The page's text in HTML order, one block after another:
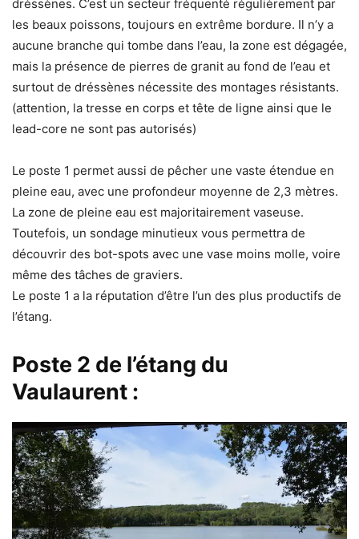
dréssènes. C’est un secteur fréquenté régulièrement par
les beaux poissons, toujours en extrême bordure. Il n’y a
aucune branche qui tombe dans l’eau, la zone est dégagée,
mais la présence de pierres de granit au fond de l’eau et
surtout de dréssènes nécessite des montages résistants.
(attention, la tresse en corps et tête de ligne ainsi que le
lead-core ne sont pas autorisés)
Le poste 1 permet aussi de pêcher une vaste étendue en
pleine eau, avec une profondeur moyenne de 2,3 mètres.
La zone de pleine eau est majoritairement vaseuse.
Toutefois, un sondage minutieux vous permettra de
découvrir des bot-spots avec une vase moins molle, voire
même des tâches de graviers.
Le poste 1 a la réputation d’être l’un des plus productifs de
l’étang.
Poste 2 de l’étang du
Vaulaurent :